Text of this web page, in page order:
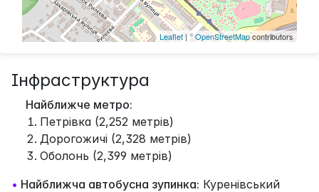
Leaflet| ©OpenStreetMapcontributors
Інфраструктура
Найближче метро:
Петрівка (2,252 метрів)
Дорогожичі (2,328 метрів)
Оболонь (2,399 метрів)
• Найближча автобусна зупинка: Куренівський